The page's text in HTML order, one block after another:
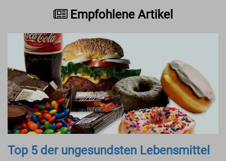
Empfohlene Artikel
Top 5 der ungesundsten Lebensmittel